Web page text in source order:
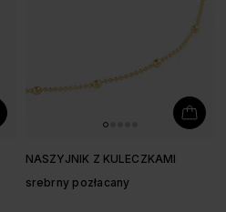
NASZYJNIK Z KULECZKAMI
srebrny pozłacany